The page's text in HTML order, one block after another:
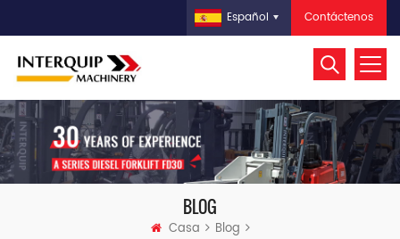
Contáctenos
Español
BLOG
Casa
Blog